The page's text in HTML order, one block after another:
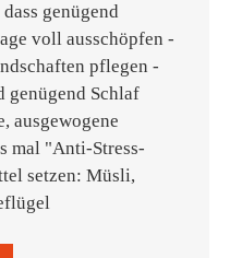
genügend
voll ausschöpfen -
pflegen -
genügend Schlaf
ausgewogene
mal "Anti-Stress-
setzen: Müsli,